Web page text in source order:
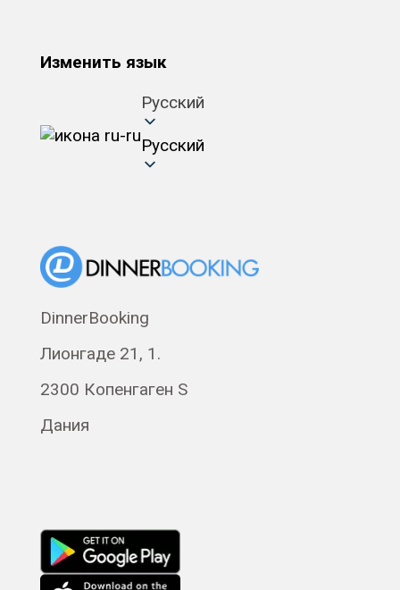
Изменить язык
Русский
Русский
DinnerBooking
Лионгаде 21, 1.
2300 Копенгаген S
Дания